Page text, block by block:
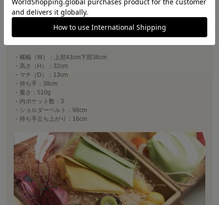
バスバッグ。
コットンキャンバス： アメダス 〇 デリケートクリーム × コンディショ
・横幅（W）：上部43cm下部36cm
・高さ（H）：32cm
・マチ（D）：13cm
・持ち手：38cm
・重さ：510g
・内ポケット数：3
・ショルダーベルト：98cm
・持ち手立ち上がり：16cm